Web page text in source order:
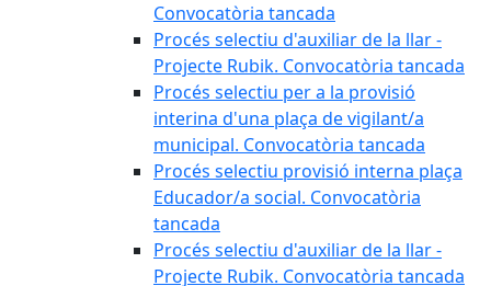
Convocatòria tancada
Procés selectiu d'auxiliar de la llar -
Projecte Rubik. Convocatòria tancada
Procés selectiu per a la provisió
interina d'una plaça de vigilant/a
municipal. Convocatòria tancada
Procés selectiu provisió interna plaça
Educador/a social. Convocatòria
tancada
Procés selectiu d'auxiliar de la llar -
Projecte Rubik. Convocatòria tancada